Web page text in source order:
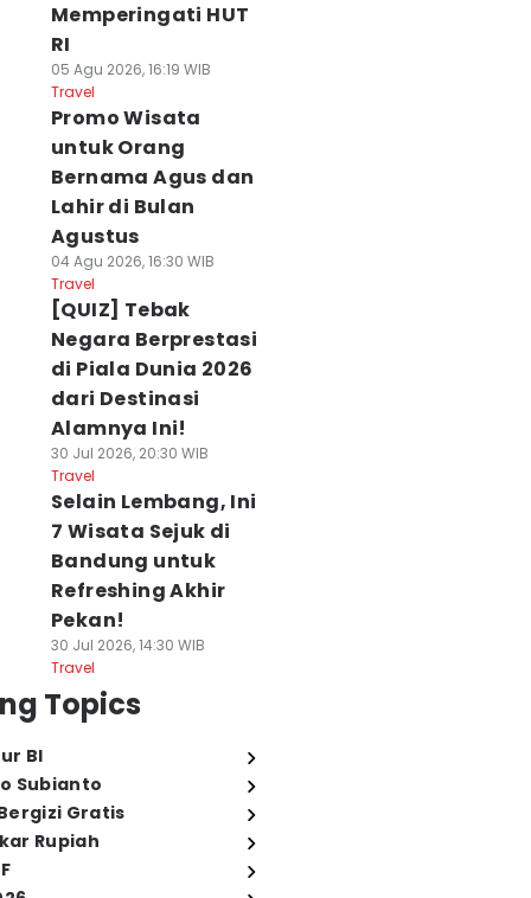
Memperingati HUT
RI
05 Agu 2026, 16:19 WIB
Travel
Promo Wisata
untuk Orang
Bernama Agus dan
Lahir di Bulan
Agustus
04 Agu 2026, 16:30 WIB
Travel
[QUIZ] Tebak
Negara Berprestasi
di Piala Dunia 2026
dari Destinasi
Alamnya Ini!
30 Jul 2026, 20:30 WIB
Travel
Selain Lembang, Ini
7 Wisata Sejuk di
Bandung untuk
Refreshing Akhir
Pekan!
30 Jul 2026, 14:30 WIB
Travel
Topics
BI
Subianto
Gratis
Rupiah